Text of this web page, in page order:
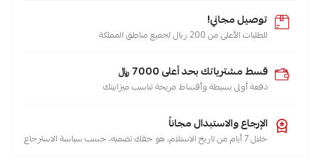
توصيل مجاني!
للطلبات الأعلى من 200 ريال لجميع مناطق المملكة
قسط مشترياتك بحد أعلى 7000 ﷼
دفعة أولى بسيطة وأقساط مريحة تناسب ميزانيتك
الإرجاع والاستبدال مجاناً
خلال 7 أيام من تاريخ الاستلام، هو حقك تضمنه، حسب سياسة الاسترجاع